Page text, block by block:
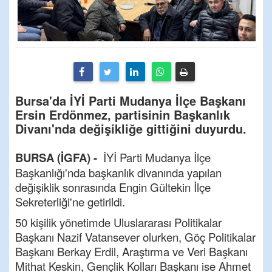
Bursa'da İYİ Parti Mudanya İlçe Başkanı
Ersin Erdönmez, partisinin Başkanlık
Divanı'nda değişikliğe gittiğini duyurdu.
BURSA (İGFA) - İYİ Parti Mudanya İlçe
Başkanlığı'nda başkanlık divanında yapılan
değişiklik sonrasında Engin Gültekin İlçe
Sekreterliği'ne getirildi.
50 kişilik yönetimde Uluslararası Politikalar
Başkanı Nazif Vatansever olurken, Göç Politikalar
Başkanı Berkay Erdil, Araştırma ve Veri Başkanı
Mithat Keskin, Gençlik Kolları Başkanı ise Ahmet